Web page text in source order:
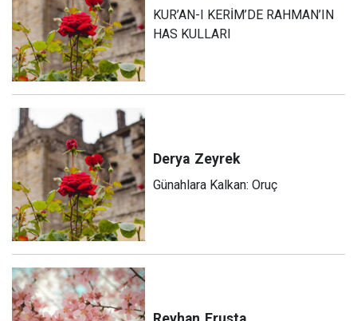
KUR’AN-I KERİM’DE RAHMAN’IN
HAS KULLARI
Derya Zeyrek
Günahlara Kalkan: Oruç